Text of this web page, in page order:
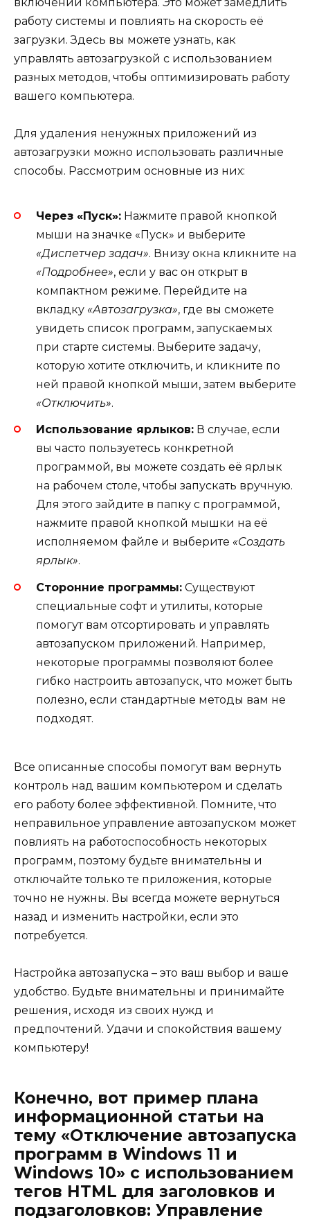
работу системы и повлиять на скорость её
загрузки. Здесь вы можете узнать, как
управлять автозагрузкой с использованием
разных методов, чтобы оптимизировать работу
вашего компьютера.
Для удаления ненужных приложений из
автозагрузки можно использовать различные
способы. Рассмотрим основные из них:
Через «Пуск»: Нажмите правой кнопкой
мыши на значке «Пуск» и выберите
«Диспетчер задач». Внизу окна кликните на
«Подробнее», если у вас он открыт в
компактном режиме. Перейдите на
вкладку «Автозагрузка», где вы сможете
увидеть список программ, запускаемых
при старте системы. Выберите задачу,
которую хотите отключить, и кликните по
ней правой кнопкой мыши, затем выберите
«Отключить».
Использование ярлыков: В случае, если
вы часто пользуетесь конкретной
программой, вы можете создать её ярлык
на рабочем столе, чтобы запускать вручную.
Для этого зайдите в папку с программой,
нажмите правой кнопкой мышки на её
исполняемом файле и выберите «Создать
ярлык».
Сторонние программы: Существуют
специальные софт и утилиты, которые
помогут вам отсортировать и управлять
автозапуском приложений. Например,
некоторые программы позволяют более
гибко настроить автозапуск, что может быть
полезно, если стандартные методы вам не
подходят.
Все описанные способы помогут вам вернуть
контроль над вашим компьютером и сделать
его работу более эффективной. Помните, что
неправильное управление автозапуском может
повлиять на работоспособность некоторых
программ, поэтому будьте внимательны и
отключайте только те приложения, которые
точно не нужны. Вы всегда можете вернуться
назад и изменить настройки, если это
потребуется.
Настройка автозапуска – это ваш выбор и ваше
удобство. Будьте внимательны и принимайте
решения, исходя из своих нужд и
предпочтений. Удачи и спокойствия вашему
компьютеру!
Конечно, вот пример плана
информационной статьи на
тему «Отключение автозапуска
программ в Windows 11 и
Windows 10» с использованием
тегов HTML для заголовков и
подзаголовков: Управление